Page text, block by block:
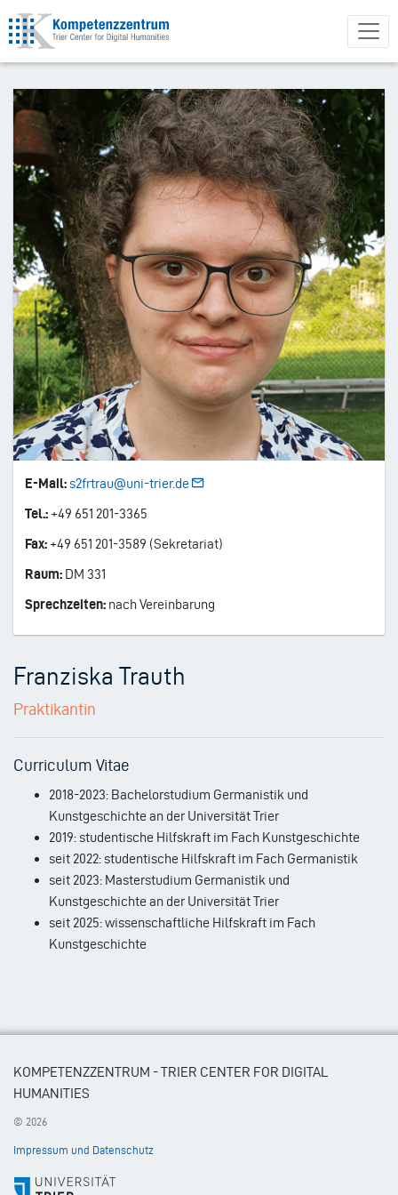
Direkt
zum
Inhalt
E-Mail: s2frtrau@uni-trier.de
Tel.:+49 651 201-3365
Fax:+49 651 201-3589 (Sekretariat)
Raum:DM 331
Sprechzeiten:nach Vereinbarung
Franziska Trauth
Praktikantin
Curriculum Vitae
2018-2023: Bachelorstudium Germanistik und
Kunstgeschichte an der Universität Trier
2019: studentische Hilfskraft im Fach Kunstgeschichte
seit 2022: studentische Hilfskraft im Fach Germanistik
seit 2023: Masterstudium Germanistik und
Kunstgeschichte an der Universität Trier
seit 2025: wissenschaftliche Hilfskraft im Fach
Kunstgeschichte
KOMPETENZZENTRUM - TRIER CENTER FOR DIGITAL
HUMANITIES
© 2026
Impressum und Datenschutz